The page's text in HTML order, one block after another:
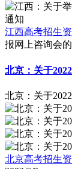
江西高考招生
报网上咨询会
北京：关于
北京：关于
北京高考招生